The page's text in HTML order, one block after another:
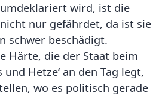
wird, ist die
nur gefährdet, da ist sie
schwer beschädigt.
Härte, die der Staat beim
und Hetze‘ an den Tag legt,
wo es politisch gerade